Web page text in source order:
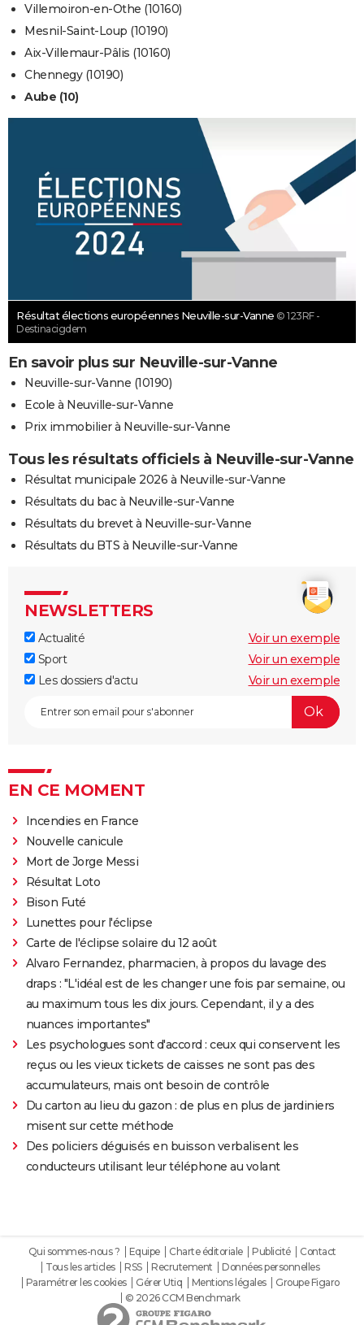
Villemoiron-en-Othe (10160)
Mesnil-Saint-Loup (10190)
Aix-Villemaur-Pâlis (10160)
Chennegy (10190)
Aube (10)
Résultat élections européennes Neuville-sur-Vanne © 123RF -
Destinacigdem
En savoir plus sur Neuville-sur-Vanne
Neuville-sur-Vanne (10190)
Ecole à Neuville-sur-Vanne
Prix immobilier à Neuville-sur-Vanne
Tous les résultats officiels à Neuville-sur-Vanne
Résultat municipale 2026 à Neuville-sur-Vanne
Résultats du bac à Neuville-sur-Vanne
Résultats du brevet à Neuville-sur-Vanne
Résultats du BTS à Neuville-sur-Vanne
NEWSLETTERS
Actualité
Voir un exemple
Sport
Voir un exemple
Les dossiers d'actu
Voir un exemple
EN CE MOMENT
Incendies en France
Nouvelle canicule
Mort de Jorge Messi
Résultat Loto
Bison Futé
Lunettes pour l'éclipse
Carte de l'éclipse solaire du 12 août
Alvaro Fernandez, pharmacien, à propos du lavage des
draps : "L'idéal est de les changer une fois par semaine, ou
au maximum tous les dix jours. Cependant, il y a des
nuances importantes"
Les psychologues sont d'accord : ceux qui conservent les
reçus ou les vieux tickets de caisses ne sont pas des
accumulateurs, mais ont besoin de contrôle
Du carton au lieu du gazon : de plus en plus de jardiniers
misent sur cette méthode
Des policiers déguisés en buisson verbalisent les
conducteurs utilisant leur téléphone au volant
Qui sommes-nous ? Equipe Charte éditoriale Publicité
Contact
Tous les articles
RSS Recrutement
Données personnelles
Paramétrer les cookies
Gérer Utiq Mentions légales
Groupe Figaro
© 2026 CCM Benchmark